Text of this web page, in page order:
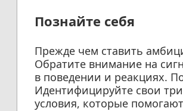
Познайте себя
Прежде чем ставить
Обратите внимание на
в поведении и реакциях.
Идентифицируйте свои
условия, которые